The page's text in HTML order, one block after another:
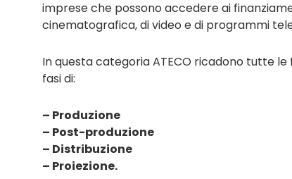
imprese che possono accedere ai
cinematografica, di video e di programmi
In questa categoria ATECO ricadono tutte le
fasi di:
– Produzione
– Post-produzione
– Distribuzione
– Proiezione.